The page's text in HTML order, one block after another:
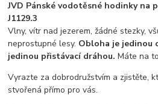
JVD Pánské vodotěsné hodinky na
J1129.3
Vlny, vítr nad jezerem, žádné stezky,
neprostupné lesy. Obloha je jedinou
jedinou přistávací dráhou. Máte na
Vyrazte za dobrodružstvím a zjistěte,
stvořená přímo pro vás.